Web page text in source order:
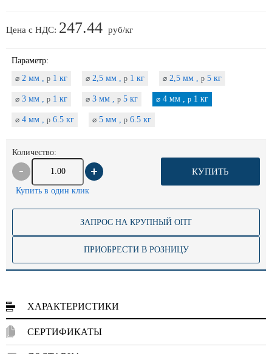
Цена с НДС: 247.44 руб/кг
Параметр:
⌀ 2 мм , p 1 кг ⌀ 2,5 мм , p 1 кг ⌀ 2,5 мм , p 5 кг
⌀ 3 мм , p 1 кг ⌀ 3 мм , p 5 кг ⌀ 4 мм , p 1 кг
⌀ 4 мм , p 6.5 кг ⌀ 5 мм , p 6.5 кг
Количество:
КУПИТЬ
Купить в один клик
ЗАПРОС НА КРУПНЫЙ ОПТ
ПРИОБРЕСТИ В РОЗНИЦУ
ХАРАКТЕРИСТИКИ
СЕРТИФИКАТЫ